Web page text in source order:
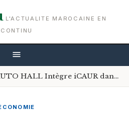
L'ACTUALITE MAROCAINE EN
CONTINU
Le Groupe AUTO HALL Intègre iCAUR dans Son Écosystème